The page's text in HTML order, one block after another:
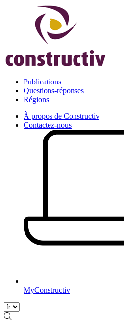
Publications
Questions-réponses
Régions
À propos de Constructiv
Contactez-nous
MyConstructiv